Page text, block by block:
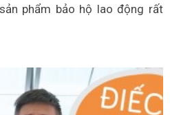
phẩm bảo hộ lao động rất